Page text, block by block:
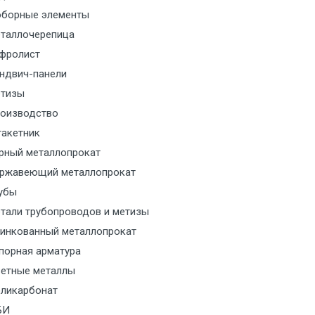
за МКАД
за МКАД
за МКАД
с транспортным
с транспортным
с транспортным
элементы
панели
металлопрокат
металлопрокат
трубопроводов и метизы
металлопрокат
арматура
металлы